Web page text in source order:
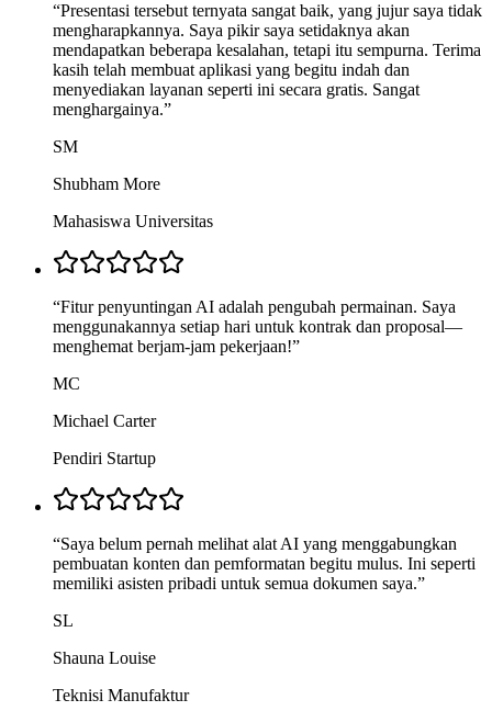
“Presentasi tersebut ternyata sangat baik, yang jujur saya tidak
mengharapkannya. Saya pikir saya setidaknya akan
mendapatkan beberapa kesalahan, tetapi itu sempurna. Terima
kasih telah membuat aplikasi yang begitu indah dan
menyediakan layanan seperti ini secara gratis. Sangat
menghargainya.”
SM
Shubham More
Mahasiswa Universitas
“Fitur penyuntingan AI adalah pengubah permainan. Saya
menggunakannya setiap hari untuk kontrak dan proposal—
menghemat berjam-jam pekerjaan!”
MC
Michael Carter
Pendiri Startup
“Saya belum pernah melihat alat AI yang menggabungkan
pembuatan konten dan pemformatan begitu mulus. Ini seperti
memiliki asisten pribadi untuk semua dokumen saya.”
SL
Shauna Louise
Teknisi Manufaktur